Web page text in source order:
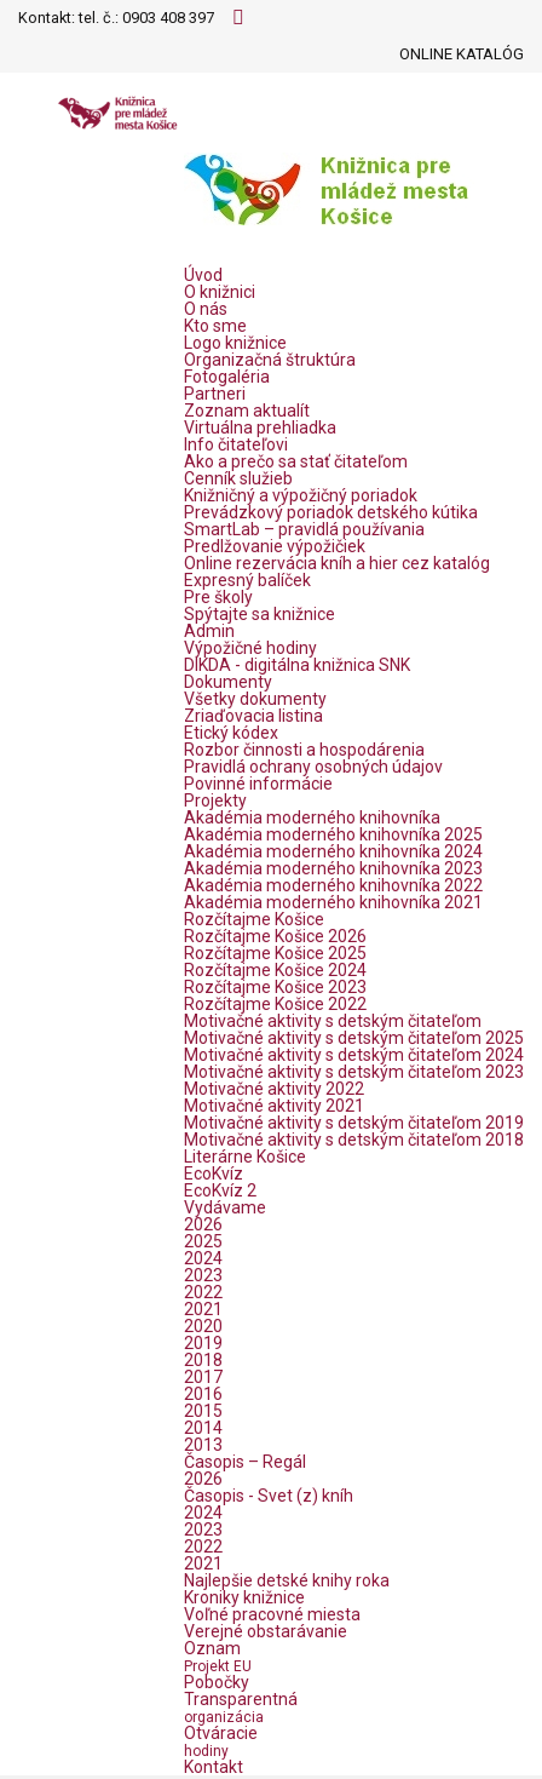
Kontakt: tel. č.: 0903 408 397
ONLINE KATALÓG
Úvod
O knižnici
O nás
Kto sme
Logo knižnice
Organizačná štruktúra
Fotogaléria
Partneri
Zoznam aktualít
Virtuálna prehliadka
Info čitateľovi
Ako a prečo sa stať čitateľom
Cenník služieb
Knižničný a výpožičný poriadok
Prevádzkový poriadok detského kútika
SmartLab – pravidlá používania
Predlžovanie výpožičiek
Online rezervácia kníh a hier cez katalóg
Expresný balíček
Pre školy
Spýtajte sa knižnice
Admin
Výpožičné hodiny
DIKDA - digitálna knižnica SNK
Dokumenty
Všetky dokumenty
Zriaďovacia listina
Etický kódex
Rozbor činnosti a hospodárenia
Pravidlá ochrany osobných údajov
Povinné informácie
Projekty
Akadémia moderného knihovníka
Akadémia moderného knihovníka 2025
Akadémia moderného knihovníka 2024
Akadémia moderného knihovníka 2023
Akadémia moderného knihovníka 2022
Akadémia moderného knihovníka 2021
Rozčítajme Košice
Rozčítajme Košice 2026
Rozčítajme Košice 2025
Rozčítajme Košice 2024
Rozčítajme Košice 2023
Rozčítajme Košice 2022
Motivačné aktivity s detským čitateľom
Motivačné aktivity s detským čitateľom 2025
Motivačné aktivity s detským čitateľom 2024
Motivačné aktivity s detským čitateľom 2023
Motivačné aktivity 2022
Motivačné aktivity 2021
Motivačné aktivity s detským čitateľom 2019
Motivačné aktivity s detským čitateľom 2018
Literárne Košice
EcoKvíz
EcoKvíz 2
Vydávame
2026
2025
2024
2023
2022
2021
2020
2019
2018
2017
2016
2015
2014
2013
Časopis – Regál
2026
Časopis - Svet (z) kníh
2024
2023
2022
2021
Najlepšie detské knihy roka
Kroniky knižnice
Voľné pracovné miesta
Verejné obstarávanie
Oznam
Projekt EU
Pobočky
Transparentná
organizácia
Otváracie
hodiny
Kontakt